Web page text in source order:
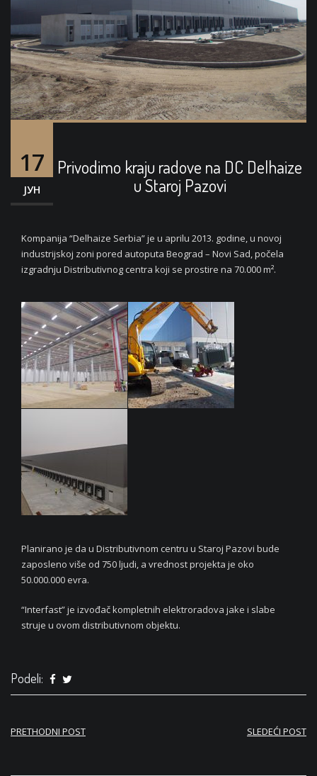
17
ЈУН
Privodimo kraju radove na DC Delhaize
u Staroj Pazovi
Kompanija “Delhaize Serbia” je u aprilu 2013. godine, u novoj
industrijskoj zoni pored autoputa Beograd – Novi Sad, počela
izgradnju Distributivnog centra koji se prostire na 70.000 m².
Planirano je da u Distributivnom centru u Staroj Pazovi bude
zaposleno više od 750 ljudi, a vrednost projekta je oko
50.000.000 evra.
“Interfast” je izvođač kompletnih elektroradova jake i slabe
struje u ovom distributivnom objektu.
Podeli:
Кретање
PRETHODNI POST SLEDEĆI POST